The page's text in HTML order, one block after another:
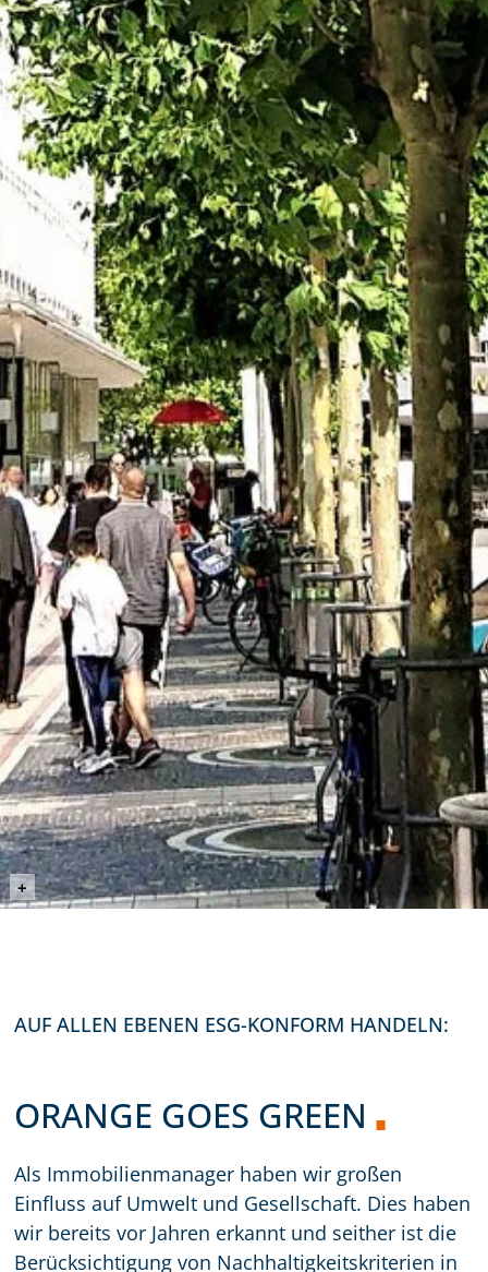
©Alexander Pyatenko (iStock)
+
ORANGE GOES GREEN
AUF ALLEN EBENEN ESG-KONFORM HANDELN:
Als Immobilienmanager haben wir großen
Einfluss auf Umwelt und Gesellschaft. Dies haben
wir bereits vor Jahren erkannt und seither ist die
Berücksichtigung von Nachhaltigkeitskriterien in